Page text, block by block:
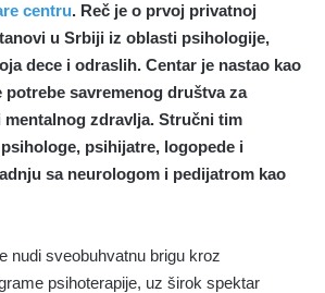
centru. Reč je o prvoj privatnoj
u Srbiji iz oblasti psihologije,
dece i odraslih. Centar je nastao kao
savremenog društva za
zdravlja. Stručni tim
psihijatre, logopede i
sa neurologom i pedijatrom kao
nudi sveobuhvatnu brigu kroz
psihoterapije, uz širok spektar